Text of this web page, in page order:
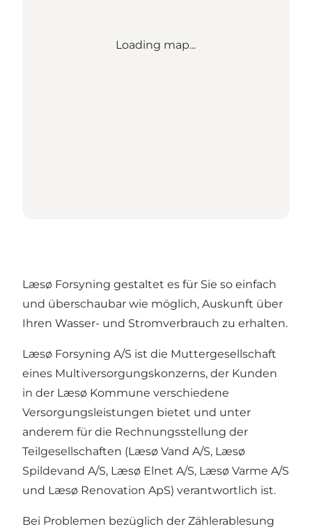
Loading map...
Læsø Forsyning gestaltet es für Sie so einfach
und überschaubar wie möglich, Auskunft über
Ihren Wasser- und Stromverbrauch zu erhalten.
Læsø Forsyning A/S ist die Muttergesellschaft
eines Multiversorgungskonzerns, der Kunden
in der Læsø Kommune verschiedene
Versorgungsleistungen bietet und unter
anderem für die Rechnungsstellung der
Teilgesellschaften (Læsø Vand A/S, Læsø
Spildevand A/S, Læsø Elnet A/S, Læsø Varme A/S
und Læsø Renovation ApS) verantwortlich ist.
Bei Problemen bezüglich der Zählerablesung